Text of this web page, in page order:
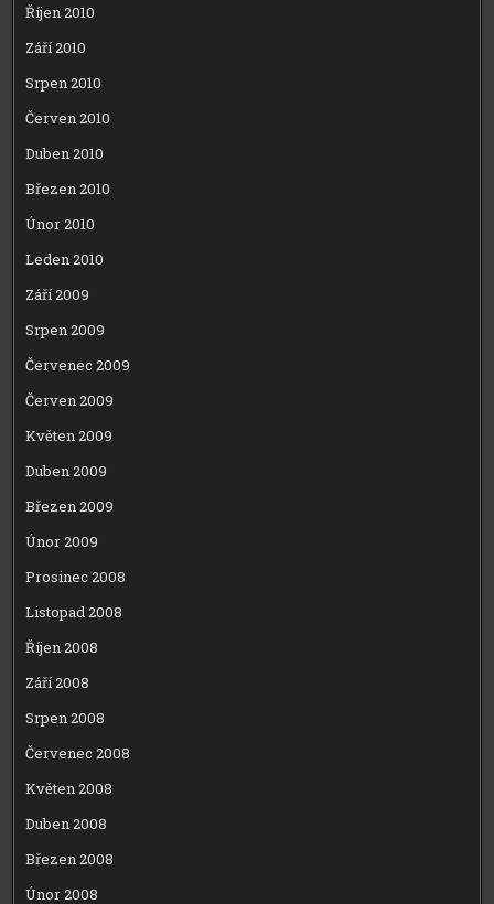
Říjen 2010
Září 2010
Srpen 2010
Červen 2010
Duben 2010
Březen 2010
Únor 2010
Leden 2010
Září 2009
Srpen 2009
Červenec 2009
Červen 2009
Květen 2009
Duben 2009
Březen 2009
Únor 2009
Prosinec 2008
Listopad 2008
Říjen 2008
Září 2008
Srpen 2008
Červenec 2008
Květen 2008
Duben 2008
Březen 2008
Únor 2008